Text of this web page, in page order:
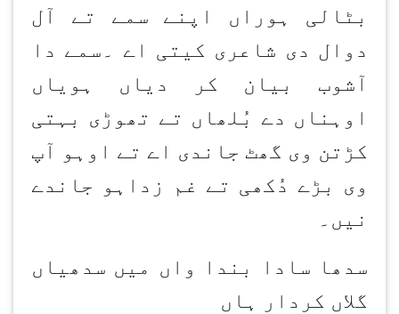
بٹالی ہوراں اپنے سمے تے آل
دوال دی شاعری کیتی اے ۔سمے دا
آشوب بیان کر دیاں ہویاں
اوہناں دے بُلھاں تے تھوڑی بہتی
کڑتن وی گھٹ جاندی اے تے اوہو آپ
وی بڑے دُکھی تے غم زداہو جاندے
نیں۔
سدھا سادا بندا واں میں سدھیاں
گلاں کردار ہاں